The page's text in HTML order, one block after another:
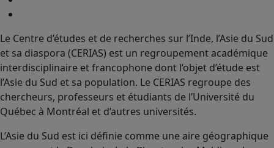
Le Centre d’études et de recherches sur l’Inde, l’Asie du Sud
et sa diaspora (CERIAS) est un regroupement académique
interdisciplinaire et francophone dont l’objet d’étude est
l’Asie du Sud et sa population. Le CERIAS regroupe des
chercheurs, professeurs et étudiants de l’Université du
Québec à Montréal et d’autres universités.
L’Asie du Sud est ici définie comme une aire géographique